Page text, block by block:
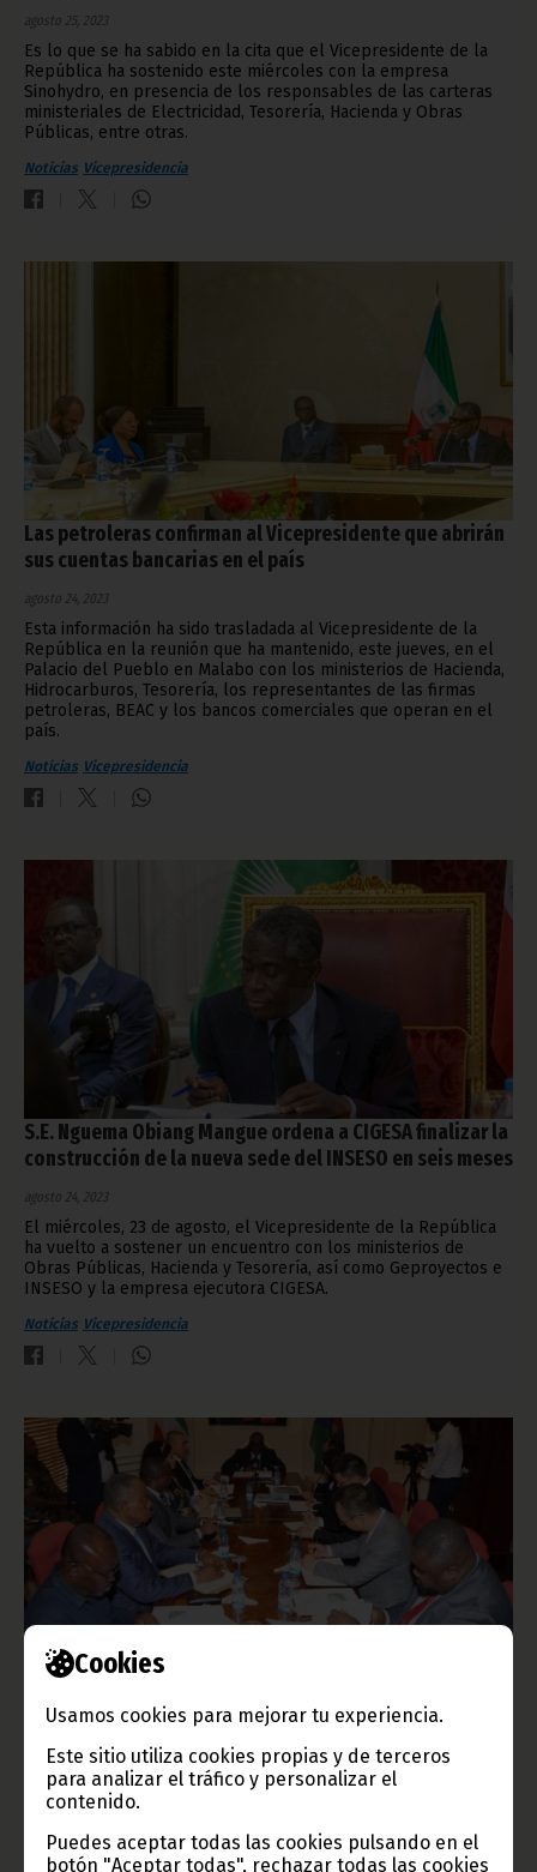
Cookies
Usamos cookies para mejorar tu experiencia.
Este sitio utiliza cookies propias y de terceros
para analizar el tráfico y personalizar el
contenido.
Puedes aceptar todas las cookies pulsando en el
botón "Aceptar todas", rechazar todas las cookies
agosto 25, 2023
Es lo que se ha sabido en la cita que el Vicepresidente de la
República ha sostenido este miércoles con la empresa
Sinohydro, en presencia de los responsables de las carteras
ministeriales de Electricidad, Tesorería, Hacienda y Obras
Públicas, entre otras.
Noticias Vicepresidencia
Las petroleras confirman al Vicepresidente que abrirán
sus cuentas bancarias en el país
agosto 24, 2023
Esta información ha sido trasladada al Vicepresidente de la
República en la reunión que ha mantenido, este jueves, en el
Palacio del Pueblo en Malabo con los ministerios de Hacienda,
Hidrocarburos, Tesorería, los representantes de las firmas
petroleras, BEAC y los bancos comerciales que operan en el
país.
Noticias Vicepresidencia
S.E. Nguema Obiang Mangue ordena a CIGESA finalizar la
construcción de la nueva sede del INSESO en seis meses
agosto 24, 2023
El miércoles, 23 de agosto, el Vicepresidente de la República
ha vuelto a sostener un encuentro con los ministerios de
Obras Públicas, Hacienda y Tesorería, así como Geproyectos e
INSESO y la empresa ejecutora CIGESA.
Noticias Vicepresidencia
beneficiarán del proyecto de abastecimiento de agua
potable
agosto 19, 2023
Se perfilan los últimos detalles para la ejecución del proyecto
de aducción de agua potable en todo el ámbito nacional. Es lo
que se ha sabido en la cita que el Vicepresidente de la